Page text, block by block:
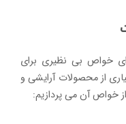
خواص بی نظیری برای
از محصولات آرایشی و
خواص آن می پردازیم: